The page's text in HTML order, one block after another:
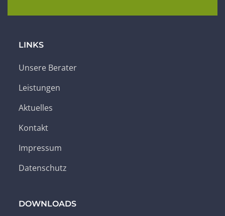
LINKS
Unsere Berater
Leistungen
Aktuelles
Kontakt
Impressum
Datenschutz
DOWNLOADS